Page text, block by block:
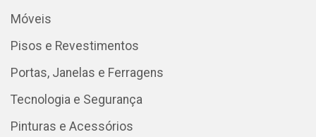
Móveis
Pisos e Revestimentos
Portas, Janelas e Ferragens
Tecnologia e Segurança
Pinturas e Acessórios